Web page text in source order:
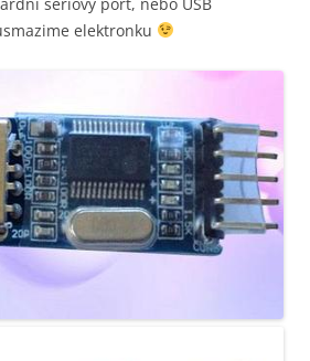
elektronku